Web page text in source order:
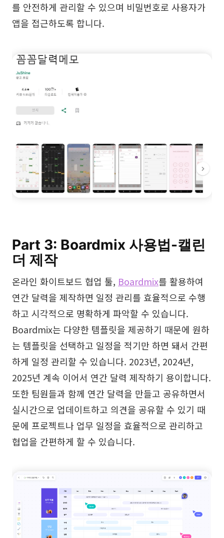
를 안전하게 관리할 수 있으며 비밀번호로 사용자가
앱을 접근하도록 합니다.
Part 3: Boardmix 사용법-캘린
더 제작
온라인 화이트보드 협업 툴, Boardmix를 활용하여
연간 달력을 제작하면 일정 관리를 효율적으로 수행
하고 시각적으로 명확하게 파악할 수 있습니다.
Boardmix는 다양한 템플릿을 제공하기 때문에 원하
는 템플릿을 선택하고 일정을 적기만 하면 돼서 간편
하게 일정 관리할 수 있습니다. 2023년, 2024년,
2025년 계속 이어서 연간 달력 제작하기 용이합니다.
또한 팀원들과 함께 연간 달력을 만들고 공유하면서
실시간으로 업데이트하고 의견을 공유할 수 있기 때
문에 프로젝트나 업무 일정을 효율적으로 관리하고
협업을 간편하게 할 수 있습니다.